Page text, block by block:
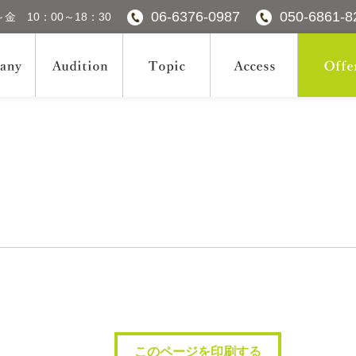
金 10：00～18：30 06-6376-0987 050-6861-
このページを印刷する